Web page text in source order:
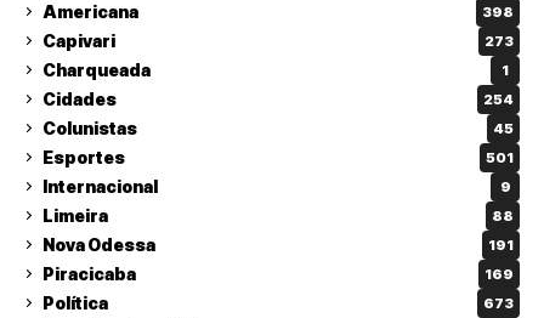
Americana 398
Capivari 273
Charqueada 1
Cidades 254
Colunistas 45
Esportes 501
Internacional 9
Limeira 88
Nova Odessa 191
Piracicaba 169
Política 673